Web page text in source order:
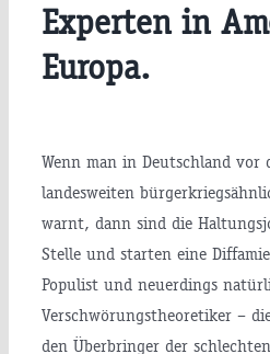
Experten in
Europa.
Wenn man in Deutschland vor
landesweiten
warnt, dann sind die
Stelle und starten eine
Populist und neuerdings
Verschwörungstheoretiker –
den Überbringer der